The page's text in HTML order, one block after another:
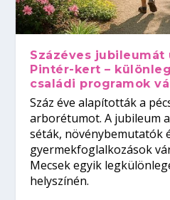
Százéves jubileumát
Pintér-kert –
családi programok
Száz éve alapították a
arborétumot. A jubileum
séták, növénybemutatók
gyermekfoglalkozások
Mecsek egyik
helyszínén.